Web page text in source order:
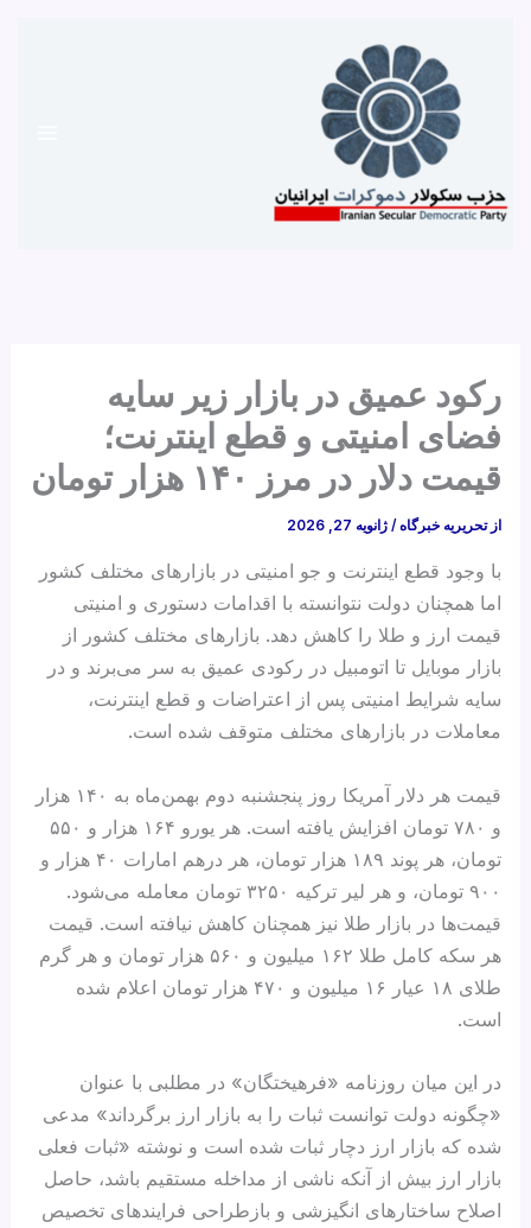
رکود عمیق در بازار زیر سایه
فضای امنیتی و قطع اینترنت؛
قیمت دلار در مرز ۱۴۰ هزار تومان
از تحریریه خبرگاه/ژانویه 27, 2026
با وجود قطع اینترنت و جو امنیتی در بازارهای مختلف کشور
اما همچنان دولت نتوانسته با اقدامات دستوری و امنیتی
قیمت ارز و طلا را کاهش دهد. بازارهای مختلف کشور از
بازار موبایل تا اتومبیل در رکودی عمیق به سر می‌برند و در
سایه شرایط امنیتی پس از اعتراضات و قطع اینترنت،
معاملات در بازارهای مختلف متوقف شده است.
قیمت هر دلار آمریکا روز پنجشنبه دوم بهمن‌ماه به ۱۴۰ هزار
و ۷۸۰ تومان افزایش یافته است. هر یورو ۱۶۴ هزار و ۵۵۰
تومان، هر پوند ۱۸۹ هزار تومان، هر درهم امارات ۴۰ هزار و
۹۰۰ تومان، و هر لیر ترکیه ۳۲۵۰ تومان معامله می‌شود.
قیمت‌ها در بازار طلا نیز همچنان کاهش نیافته است. قیمت
هر سکه کامل طلا ۱۶۲ میلیون و ۵۶۰ هزار تومان و هر گرم
طلای ۱۸ عیار ۱۶ میلیون و ۴۷۰ هزار تومان اعلام شده
است.
در این میان روزنامه «فرهیختگان» در مطلبی با عنوان
«چگونه دولت توانست ثبات را به بازار ارز برگرداند» مدعی
شده که بازار ارز دچار ثبات شده است و نوشته «ثبات فعلی
بازار ارز بیش از آنکه ناشی از مداخله مستقیم باشد، حاصل
اصلاح ساختارهای انگیزشی و بازطراحی فرایندهای تخصیص